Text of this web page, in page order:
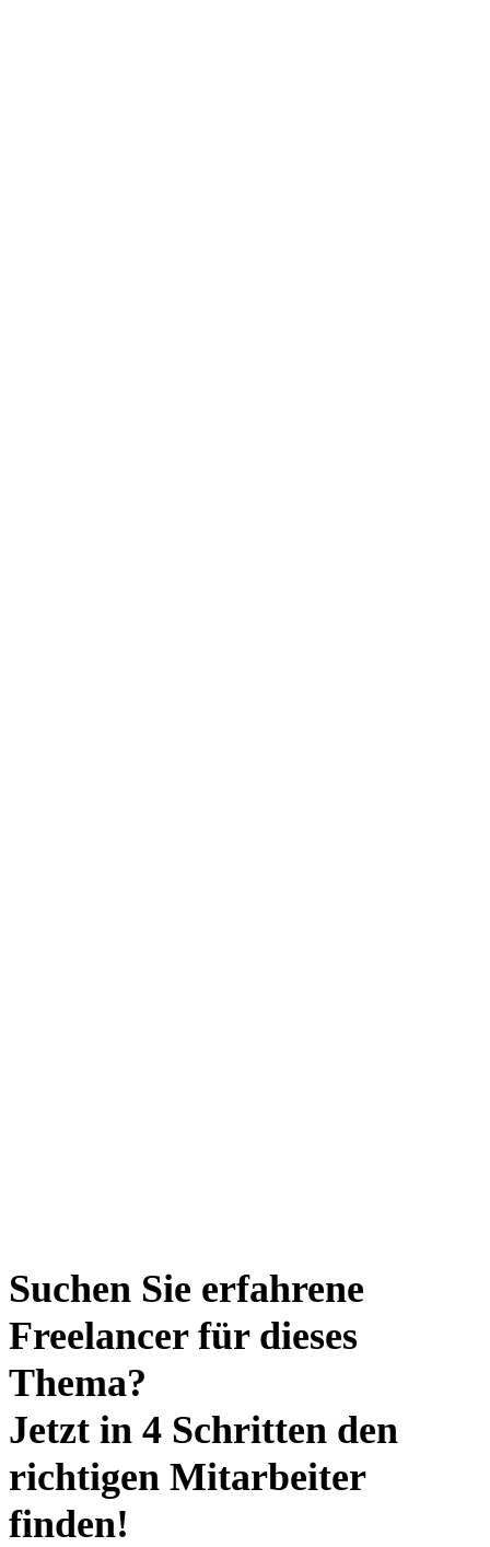
Suchen Sie erfahrene
Freelancer für dieses
Thema?
Jetzt in 4 Schritten den
richtigen Mitarbeiter
finden!